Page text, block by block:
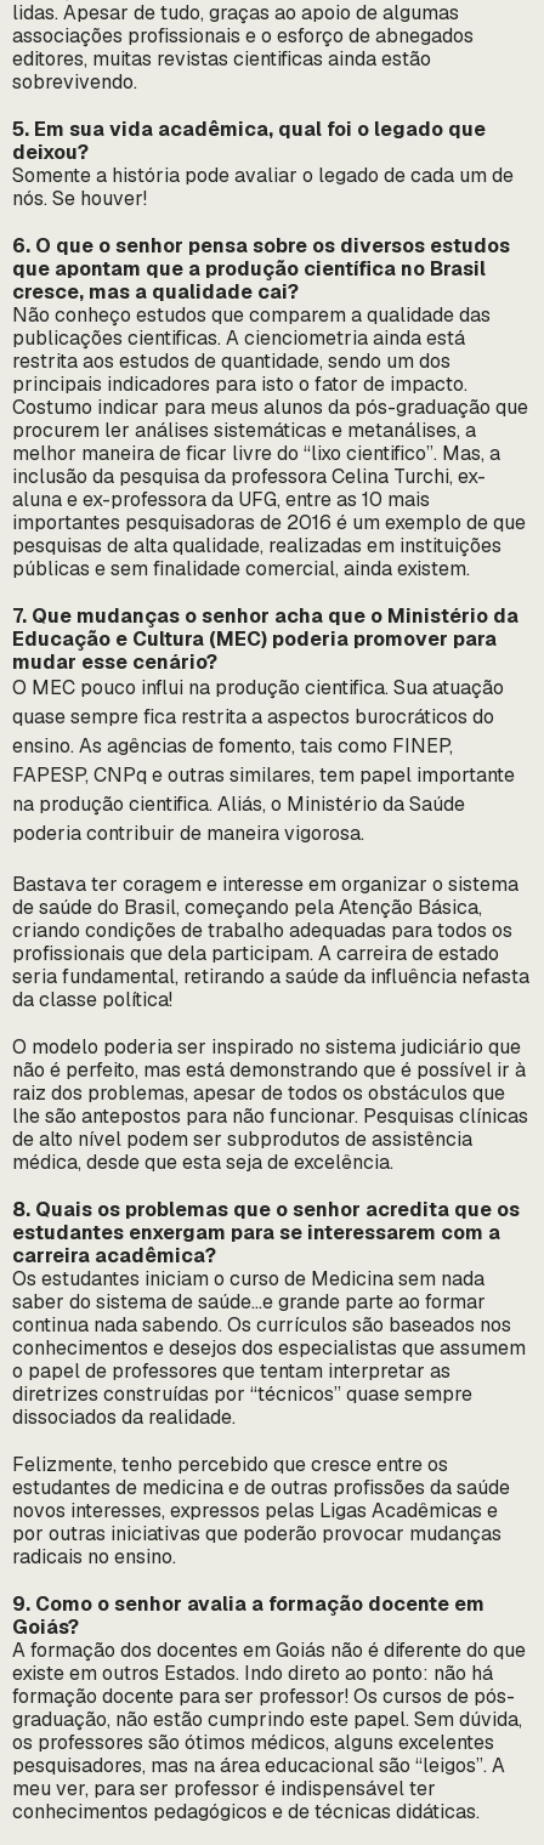
lidas. Apesar de tudo, graças ao apoio de algumas
associações profissionais e o esforço de abnegados
editores, muitas revistas cientificas ainda estão
sobrevivendo.
5. Em sua vida acadêmica, qual foi o legado que
deixou?
Somente a história pode avaliar o legado de cada um de
nós. Se houver!
6. O que o senhor pensa sobre os diversos estudos
que apontam que a produção científica no Brasil
cresce, mas a qualidade cai?
Não conheço estudos que comparem a qualidade das
publicações cientificas. A cienciometria ainda está
restrita aos estudos de quantidade, sendo um dos
principais indicadores para isto o fator de impacto.
Costumo indicar para meus alunos da pós-graduação que
procurem ler análises sistemáticas e metanálises, a
melhor maneira de ficar livre do “lixo cientifico”. Mas, a
inclusão da pesquisa da professora Celina Turchi, ex-
aluna e ex-professora da UFG, entre as 10 mais
importantes pesquisadoras de 2016 é um exemplo de que
pesquisas de alta qualidade, realizadas em instituições
públicas e sem finalidade comercial, ainda existem.
7. Que mudanças o senhor acha que o Ministério da
Educação e Cultura (MEC) poderia promover para
mudar esse cenário?
O MEC pouco influi na produção cientifica. Sua atuação
quase sempre fica restrita a aspectos burocráticos do
ensino. As agências de fomento, tais como FINEP,
FAPESP, CNPq e outras similares, tem papel importante
na produção cientifica. Aliás, o Ministério da Saúde
poderia contribuir de maneira vigorosa.
Bastava ter coragem e interesse em organizar o sistema
de saúde do Brasil, começando pela Atenção Básica,
criando condições de trabalho adequadas para todos os
profissionais que dela participam. A carreira de estado
seria fundamental, retirando a saúde da influência nefasta
da classe política!
O modelo poderia ser inspirado no sistema judiciário que
não é perfeito, mas está demonstrando que é possível ir à
raiz dos problemas, apesar de todos os obstáculos que
lhe são antepostos para não funcionar. Pesquisas clínicas
de alto nível podem ser subprodutos de assistência
médica, desde que esta seja de excelência.
8. Quais os problemas que o senhor acredita que os
estudantes enxergam para se interessarem com a
carreira acadêmica?
Os estudantes iniciam o curso de Medicina sem nada
saber do sistema de saúde…e grande parte ao formar
continua nada sabendo. Os currículos são baseados nos
conhecimentos e desejos dos especialistas que assumem
o papel de professores que tentam interpretar as
diretrizes construídas por “técnicos” quase sempre
dissociados da realidade.
Felizmente, tenho percebido que cresce entre os
estudantes de medicina e de outras profissões da saúde
novos interesses, expressos pelas Ligas Acadêmicas e
por outras iniciativas que poderão provocar mudanças
radicais no ensino.
9. Como o senhor avalia a formação docente em
Goiás?
A formação dos docentes em Goiás não é diferente do que
existe em outros Estados. Indo direto ao ponto: não há
formação docente para ser professor! Os cursos de pós-
graduação, não estão cumprindo este papel. Sem dúvida,
os professores são ótimos médicos, alguns excelentes
pesquisadores, mas na área educacional são “leigos”. A
meu ver, para ser professor é indispensável ter
conhecimentos pedagógicos e de técnicas didáticas.